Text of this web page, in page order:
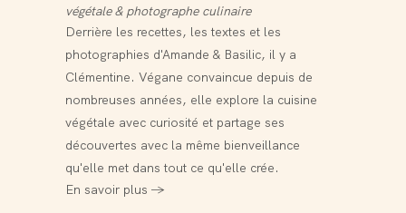
végétale & photographe culinaire
Derrière les recettes, les textes et les
photographies d'Amande & Basilic, il y a
Clémentine. Végane convaincue depuis de
nombreuses années, elle explore la cuisine
végétale avec curiosité et partage ses
découvertes avec la même bienveillance
qu'elle met dans tout ce qu'elle crée.
En savoir plus →